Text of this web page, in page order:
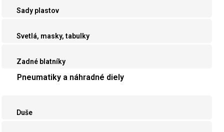
Sady plastov
Svetlá, masky, tabulky
Zadné blatníky
Pneumatiky a náhradné diely
Duše